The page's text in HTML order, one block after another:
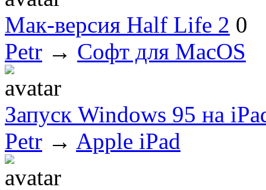
Мак-версия Half Life 2 0
Petr → Софт для MacOS
Запуск Windows 95 на
Petr → Apple iPad